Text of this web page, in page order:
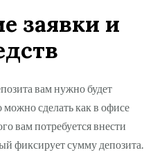
заявки и
вам нужно будет
сделать как в офисе
вам потребуется внести
фиксирует сумму депозита.